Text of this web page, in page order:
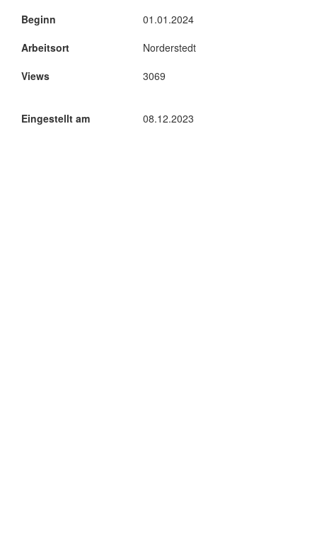
Beginn
Arbeitsort
Views
01.01.2024
Norderstedt
3069
Eingestellt am 08.12.2023